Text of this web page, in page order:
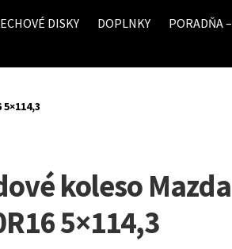
DISKY DOPLNKY
PORADŇA
koleso
5×114,3